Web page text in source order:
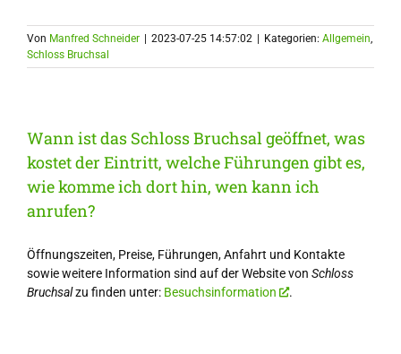
Von Manfred Schneider 2023-07-25 14:57:02 Kategorien: Allgemein,
Schloss Bruchsal
Wann ist das Schloss Bruchsal geöffnet, was
kostet der Eintritt, welche Führungen gibt es,
wie komme ich dort hin, wen kann ich
anrufen?
Öffnungszeiten, Preise, Führungen, Anfahrt und Kontakte
sowie weitere Information sind auf der Website von Schloss
Bruchsalzu finden unter: Besuchsinformation .